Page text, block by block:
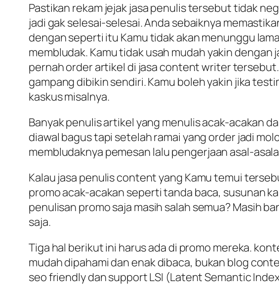
Pastikan rekam jejak jasa penulis tersebut tidak
jadi gak selesai-selesai. Anda sebaiknya
dengan seperti itu Kamu tidak akan menunggu
membludak. Kamu tidak usah mudah yakin
pernah order artikel di jasa content writer
gampang dibikin sendiri. Kamu boleh yakin jika
kaskus misalnya.
Banyak penulis artikel yang menulis acak-acakan
diawal bagus tapi setelah ramai yang order jadi
membludaknya pemesan lalu pengerjaan asal-
Kalau jasa penulis content yang Kamu temui
promo acak-acakan seperti tanda baca, susunan
penulisan promo saja masih salah semua? Masih
saja.
Tiga hal berikut ini harus ada di promo mereka.
mudah dipahami dan enak dibaca, bukan blog
seo friendly dan support LSI (Latent Semantic